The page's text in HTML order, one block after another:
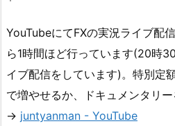
YouTubeにてFXの実況ライブ配
ら1時間ほど行っています(20時
イブ配信をしています)。特別定
で増やせるか、ドキュメンタリー
→ juntyanman - YouTube